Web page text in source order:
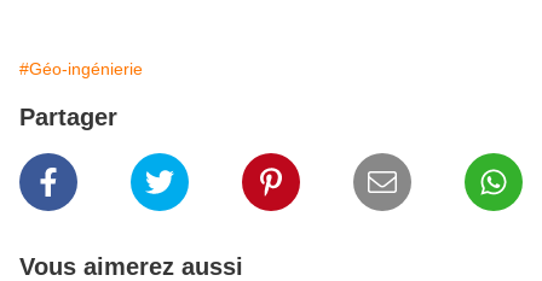
#Géo-ingénierie
Partager
Vous aimerez aussi